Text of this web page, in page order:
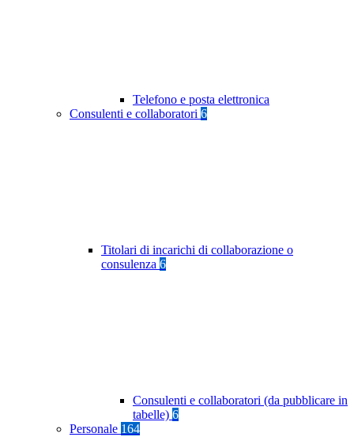
Telefono e posta elettronica
Consulenti e collaboratori 6
Titolari di incarichi di collaborazione o
consulenza 6
Consulenti e collaboratori (da pubblicare in
tabelle) 6
Personale 164